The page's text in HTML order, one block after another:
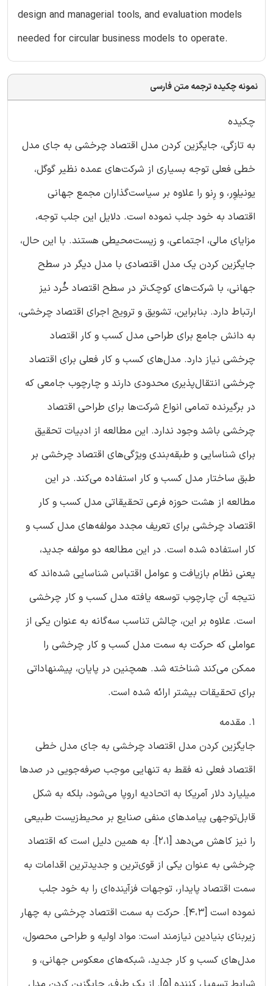
design and managerial tools, and evaluation models
needed for circular business models to operate.
نمونه چکیده ترجمه متن فارسی
چکیده
به تازگی، جایگزین کردن مدل اقتصاد چرخشی به جای مدل
خطی فعلی توجه بسیاری از شرکت‌های عمده نظیر گوگل،
یونیلِوِر، و رِنو را علاوه بر سیاست‌گذاران مجمع جهانی
اقتصاد به خود جلب نموده است. دلایل این جلب توجه،
مزایای مالی، اجتماعی، و زیست‌محیطی هستند. با این حال،
جایگزین کردن یک مدل اقتصادی با مدل دیگر در سطح
جهانی، با شرکت‌های کوچک‌تر در سطح اقتصاد خُرد نیز
ارتباط دارد. بنابراین، تشویق و ترویج اجرای اقتصاد چرخشی،
به دانش جامع برای طراحی مدل کسب و کار اقتصاد
چرخشی نیاز دارد. مدل‌های کسب و کار فعلی برای اقتصاد
چرخشی انتقال‌پذیری محدودی دارند و چارچوب جامعی که
در برگیرنده تمامی انواع شرکت‌ها برای طراحی اقتصاد
چرخشی باشد وجود ندارد. این مطالعه از ادبیات تحقیق
برای شناسایی و طبقه‌بندی ویژگی‌های اقتصاد چرخشی بر
طبق ساختار مدل کسب و کار استفاده می‌کند. در این
مطالعه از هشت حوزه فرعی تحقیقاتی مدل کسب و کار
اقتصاد چرخشی برای تعریف مجدد مولفه‌های مدل کسب و
کار استفاده شده است. در این مطالعه دو مولفه جدید،
یعنی نظام بازیافت و عوامل اقتباس شناسایی شده‌اند که
نتیجه آن چارچوب توسعه یافته مدل کسب و کار چرخشی
است. علاوه بر این، چالش تناسب سه‌گانه به عنوان یکی از
عواملی که حرکت به سمت مدل کسب و کار چرخشی را
ممکن می‌کند شناخته شد. همچنین در پایان، پیشنهاداتی
برای تحقیقات بیشتر ارائه شده است.
1. مقدمه
جایگزین کردن مدل اقتصاد چرخشی به جای مدل خطی
اقتصاد فعلی نه فقط به تنهایی موجب صرفه‌جویی در صدها
میلیارد دلار آمریکا به اتحادیه اروپا می‌شود، بلکه به شکل
قابل‌توجهی پیامدهای منفی صنایع بر محیط‌زیست طبیعی
را نیز کاهش می‌دهد [2،1]. به همین دلیل است که اقتصاد
چرخشی به عنوان یکی از قوی‌ترین و جدیدترین اقدامات به
سمت اقتصاد پایدار، توجهات فزآینده‌ای را به خود جلب
نموده است [4،3]. حرکت به سمت اقتصاد چرخشی به چهار
زیربنای بنیادین نیازمند است: مواد اولیه و طراحی محصول،
مدل‌های کسب و کار جدید، شبکه‌های معکوس جهانی، و